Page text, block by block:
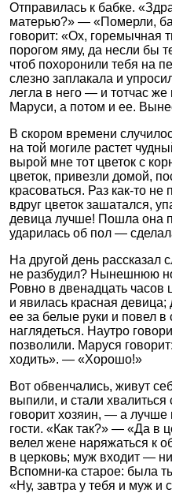
Отправилась к бабке.
матерью?» — «Померли,
говорит: «Ох, горемычная
порогом яму, да несли бы
чтоб похоронили тебя на
слезно заплакала и
легла в него — и тотчас
Маруси, а потом и ее.
В скором времени
на той могиле растет
вырой мне тот цветок с
цветок, привезли домой,
красоваться. Раз как-то
вдруг цветок зашатался,
девица лучше! Пошла она
ударилась об пол —
На другой день рассказал
не разбудил? Нынешнюю
Ровно в двенадцать часов
и явилась красная
ее за белые руки и повел в
наглядеться. Наутро
позволили. Маруся
ходить». — «Хорошо!»
Вот обвенчались, живут
выпили, и стали
говорит хозяин, — а
гости. «Как так?» — «Да в
велел жене наряжаться к
в церковь; муж входит —
Вспомни-ка старое: была
«Ну, завтра у тебя и муж и